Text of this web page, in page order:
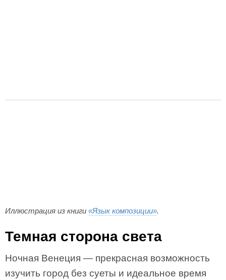
Иллюстрация из книги «Язык композиции».
Темная сторона света
Ночная Венеция — прекрасная возможность
изучить город без суеты и идеальное время